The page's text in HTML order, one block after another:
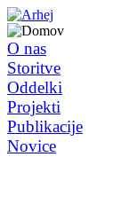
O nas
Storitve
Oddelki
Projekti
Publikacije
Novice